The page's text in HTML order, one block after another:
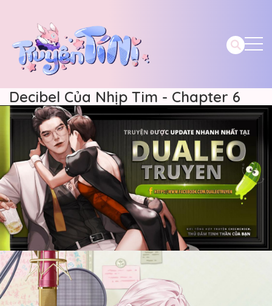
Decibel Của Nhịp Tim - Chapter 6